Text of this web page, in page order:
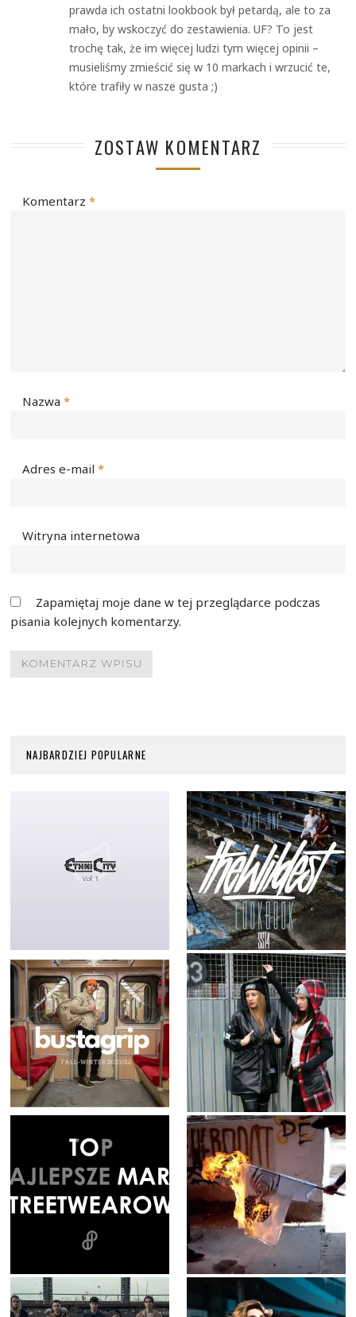
prawda ich ostatni lookbook był petardą, ale to za
mało, by wskoczyć do zestawienia. UF? To jest
trochę tak, że im więcej ludzi tym więcej opinii –
musieliśmy zmieścić się w 10 markach i wrzucić te,
które trafiły w nasze gusta ;)
ZOSTAW KOMENTARZ
Komentarz*
Nazwa*
Adres e-mail*
Witryna internetowa
Zapamiętaj moje dane w tej przeglądarce podczas
pisania kolejnych komentarzy.
NAJBARDZIEJ POPULARNE